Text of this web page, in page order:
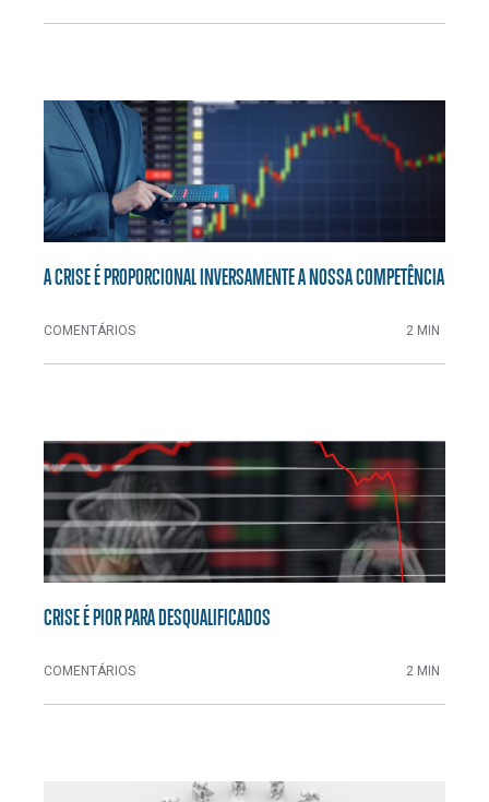
A CRISE É PROPORCIONAL INVERSAMENTE A NOSSA COMPETÊNCIA
COMENTÁRIOS 2 MIN
CRISE É PIOR PARA DESQUALIFICADOS
COMENTÁRIOS 2 MIN